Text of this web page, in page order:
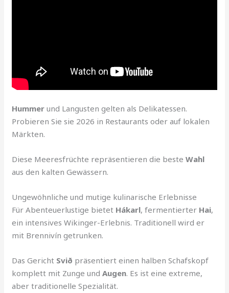
Hummer und Langusten gelten als Delikatessen.
Probieren Sie sie 2026 in Restaurants oder auf lokalen
Märkten.
Diese Meeresfrüchte repräsentieren die besteWahl
aus den kalten Gewässern.
Ungewöhnliche und mutige kulinarische Erlebnisse
Für Abenteuerlustige bietet Hákarl, fermentierter Hai,
ein intensives Wikinger-Erlebnis. Traditionell wird er
mit Brennivín getrunken.
Das Gericht Svið präsentiert einen halben Schafskopf
komplett mit Zunge undAugen. Es ist eine extreme,
aber traditionelle Spezialität.